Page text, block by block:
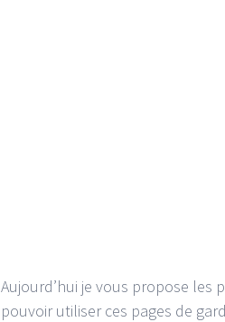
Aujourd’hui je vous propose les
pouvoir utiliser ces pages de